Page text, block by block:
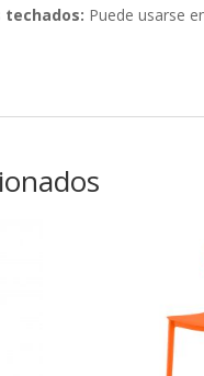
techados: Puede usarse